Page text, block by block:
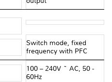
Switch mode, fixed
frequency with PFC
100 – 240V ~ AC, 50 -
60Hz